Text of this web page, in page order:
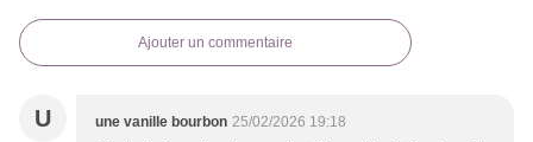
Ajouter un commentaire
U une vanille bourbon 25/02/2026 19:18